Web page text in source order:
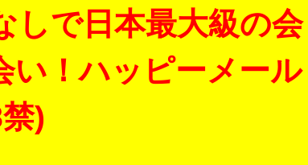
しで日本最大級の会
い！ハッピーメール
)